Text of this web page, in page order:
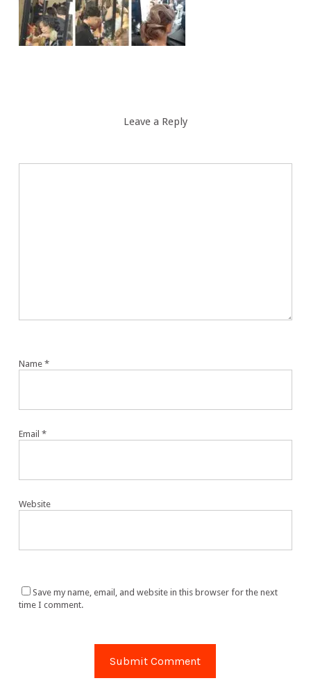
Leave a Reply
Name *
Email *
Website
Save my name, email, and website in this browser for the next
time I comment.